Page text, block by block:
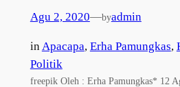
Agu 2, 2020—byadmin
in Apacapa, Erha Pamungkas,
Politik
freepik Oleh : Erha Pamungkas* 12